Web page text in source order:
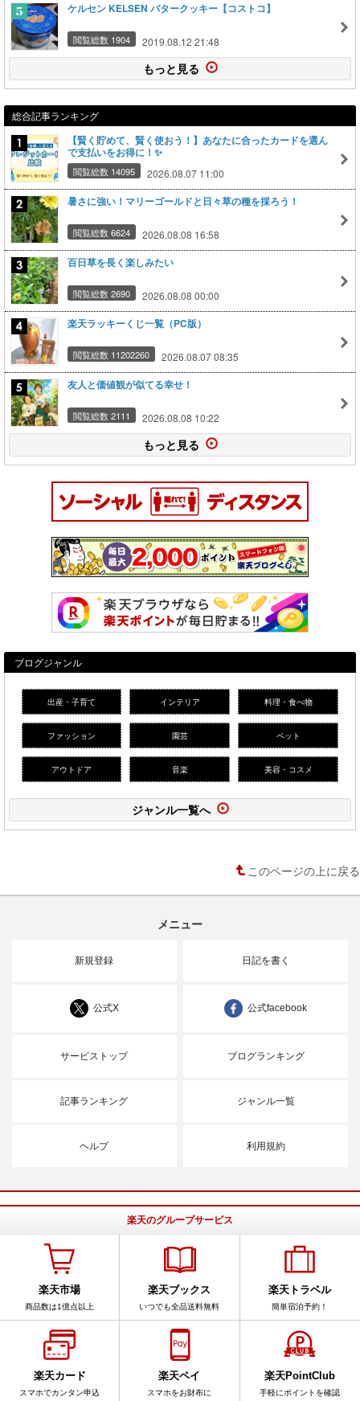
ケルセン KELSEN バタークッキー【コストコ】
閲覧総数 1904 2019.08.12 21:48
もっと見る
総合記事ランキング
【賢く貯めて、賢く使おう！】あなたに合ったカードを選ん
で支払いをお得に！✨
閲覧総数 14095 2026.08.07 11:00
暑さに強い！マリーゴールドと日々草の種を採ろう！
閲覧総数 6624 2026.08.08 16:58
百日草を長く楽しみたい
閲覧総数 2690 2026.08.08 00:00
楽天ラッキーくじ一覧（PC版）
閲覧総数 11202260 2026.08.07 08:35
友人と価値観が似てる幸せ！
閲覧総数 2111 2026.08.08 10:22
もっと見る
ブログジャンル
出産・子育て インテリア 料理・食べ物
ファッション 園芸 ペット
アウトドア 音楽 美容・コスメ
ジャンル一覧へ
このページの上に戻る
メニュー
新規登録 日記を書く
公式X 公式facebook
サービストップ ブログランキング
記事ランキング ジャンル一覧
ヘルプ 利用規約
楽天のグループサービス
楽天市場
商品数は1億点以上
楽天ブックス
いつでも全品送料無料
楽天トラベル
簡単宿泊予約！
楽天カード
スマホでカンタン申込
楽天ペイ
スマホをお財布に
楽天PointClub
手軽にポイントを確認